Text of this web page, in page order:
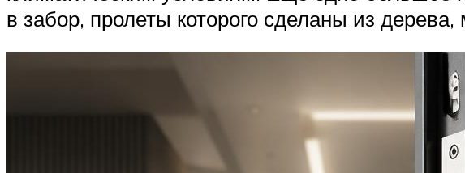
в забор, пролеты которого сделаны из